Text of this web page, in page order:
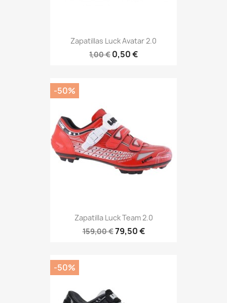
Zapatillas Luck Avatar 2.0
1,00 € 0,50 €
Zapatilla Luck Team 2.0
159,00 €79,50 €
-50%
-50%